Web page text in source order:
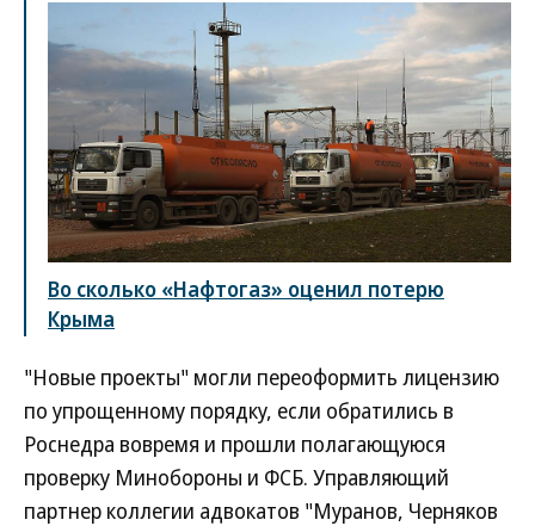
Во сколько «Нафтогаз» оценил потерю
Крыма
"Новые проекты" могли переоформить лицензию
по упрощенному порядку, если обратились в
Роснедра вовремя и прошли полагающуюся
проверку Минобороны и ФСБ. Управляющий
партнер коллегии адвокатов "Муранов, Черняков